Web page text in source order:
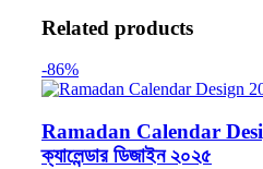
Related products
-86%
Ramadan Calendar
ক্যালেন্ডার ডিজাইন ২০২৫